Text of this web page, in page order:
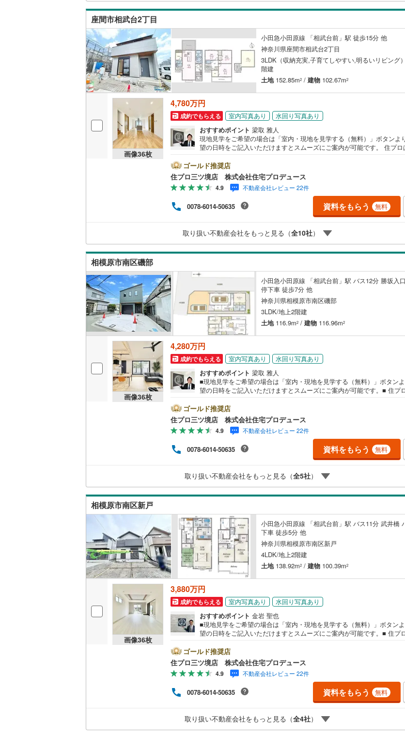
座間市相武台2丁目
小田急小田原線 「相武台前」駅 徒歩15分 他
神奈川県座間市相武台2丁目
3LDK（収納充実,子育てしやすい,明るいリビング
階建
土地152.85m2 / 建物 102.67m2
画像36枚
4,780万円
成約でもらえる 室内写真あり
水回り写真あり
おすすめポイント 梁取 雅人
現地見学をご希望の場合は「室内・現地を見学する（無料）」ボタンよ
望の日時をご記入いただけますとスムーズにご案内が可能です。 住プロは大和
の不動産売買専門会社です！最新物件情報や当社限定で販売する物件情報
数ございますので、お気軽にお問合せ下さい！ -------------- 弊社独自の住宅ロー
ン提案システム 弊社ではファイナンシャル専門スタッフによる【丁寧な
ドバイス】【ファイナンシャルプラン提案書の作成】を随時行っておりま
意外に知らないお客様が多い【定年時の住宅ローン残高】【住宅購入者
加入できる無料の生命保険】【13年間もらえる、国からの特別ボーナス
から多くなる【教育費】住宅を買った後から始まる【住宅ローン返済】
部分を明確にしていきませんか？？ --------------
ゴールド推奨店
住プロ三ツ境店 株式会社住宅プロデュース
4.9 不動産会社レビュー 22件
0078-6014-50635 資料をもらう 無料
取り扱い不動産会社をもっと見る（全10社）
相模原市南区磯部
小田急小田原線 「相武台前」駅 バス12分 勝坂入
停下車 徒歩7分 他
神奈川県相模原市南区磯部
3LDK/地上2階建
土地116.9m2 / 建物 116.96m2
画像36枚
4,280万円
成約でもらえる 室内写真あり
水回り写真あり
おすすめポイント 梁取 雅人
■現地見学をご希望の場合は「室内・現地を見学する（無料）」ボタン
望の日時をご記入いただけますとスムーズにご案内が可能です。■ 住プ
市エリアの不動産売買専門会社です！最新物件情報や当社限定で販売する
情報も多数ございますので、お気軽にお問合せ下さい！ -------------- 弊社独自の
住宅ローン提案システム 弊社ではファイナンシャル専門スタッフによる
な資金アドバイス】【ファイナンシャルプラン提案書の作成】を随時行っ
ります。意外に知らないお客様が多い【定年時の住宅ローン残高】【住
者だけが加入できる無料の生命保険】【13年間もらえる、国からの特別
ス】これから多くなる【教育費】住宅を買った後から始まる【住宅ロー
グ】で不安な部分を明確にしていきませんか？？ --------------
ゴールド推奨店
住プロ三ツ境店 株式会社住宅プロデュース
4.9 不動産会社レビュー 22件
0078-6014-50635 資料をもらう 無料
取り扱い不動産会社をもっと見る（全5社）
相模原市南区新戸
小田急小田原線 「相武台前」駅 バス11分 武井橋
下車 徒歩5分 他
神奈川県相模原市南区新戸
4LDK/地上2階建
土地138.92m2 / 建物 100.39m2
画像36枚
3,880万円
成約でもらえる 室内写真あり
水回り写真あり
おすすめポイント 金岩 聖也
■現地見学をご希望の場合は「室内・現地を見学する（無料）」ボタン
望の日時をご記入いただけますとスムーズにご案内が可能です。■ 住プ
市エリアの不動産売買専門会社です！最新物件情報や当社限定で販売する
情報も多数ございますので、お気軽にお問合せ下さい！ -------------- 弊社独自の
住宅ローン提案システム 弊社ではファイナンシャル専門スタッフによる
な資金アドバイス】【ファイナンシャルプラン提案書の作成】を随時行っ
ります。意外に知らないお客様が多い【定年時の住宅ローン残高】【住
者だけが加入できる無料の生命保険】【13年間もらえる、国からの特別
ス】これから多くなる【教育費】住宅を買った後から始まる【住宅ロー
グ】で不安な部分を明確にしていきませんか？？ --------------
ゴールド推奨店
住プロ三ツ境店 株式会社住宅プロデュース
4.9 不動産会社レビュー 22件
0078-6014-50635 資料をもらう 無料
取り扱い不動産会社をもっと見る（全4社）
佐世保線(19) 大村線(21)
豊肥本線(505) 日豊本線(456)
日南線
55) 吉都線(8)
後藤寺線(49) 宮崎空港線(23)
東北新幹線(652) 上越新幹線
秋田新幹線(321)
山陽新幹線(286) 北陸新幹線（JR西日本）(4)
西九州新幹線(18
札幌市営地下鉄南北線(2)
仙台市地下鉄南北線( 仙台市地下鉄東西線(115
東京メトロ丸ノ内線 ( 17 東京メトロ丸ノ内方南支線
東京メトロ東西線(240) 東京メトロ千代田線(127)
都営浅草線(26 都営三田線(36)
都営大江戸線(36) 横浜市営地下鉄ブルーライン
名古屋市営地下鉄東山線
(435 名古屋市営地下鉄名城線
名古屋市営地下鉄桜通線
京都市営地下鉄烏丸線(55) 京都市営地下鉄東西線
OsakaMetro今里筋線(44) OsakaMetro御堂筋線(98)
OsakaMetro堺筋線(0)
福岡市地下鉄空港線 (132) 福岡市地下鉄箱崎線(13)
函館市電(0)
道南いさりび鉄道(0) わたらせ渓谷鐵道
阿武隈急行(100) 会津鉄道(8)
秋田内陸縦貫鉄道(0) しなの鉄道北しなの線(3)
いすみ鉄道 (3) 北越急行ほくほく線
IGRいわて銀河鉄道(0 青い森鉄道
弘南鉄道弘南線(0) 弘南鉄道大鰐線(0)
由利高原鉄道鳥海山ろく線(0) 福島交通飯坂線
長野電鉄長野線(6)
宇都宮ライトレール(172) 関東鉄道竜ケ崎線(37)
鹿島臨海鉄道大洗鹿島線
小湊鐵道( 70)
上毛電気鉄道上毛線( 秩父鉄道(178
つくばエクスプレス(743)
京成本線
( 723) 京成押上線